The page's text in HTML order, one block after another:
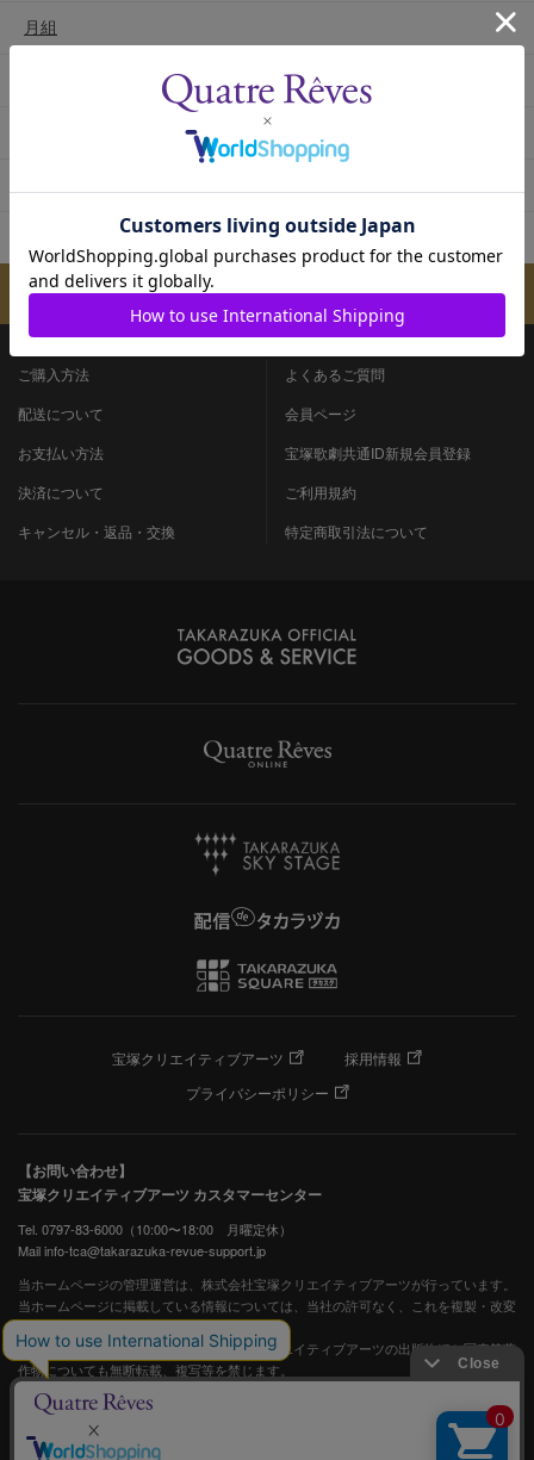
月組
メールマガジンのご案内
ご購入方法
配送について
お支払い方法
決済について
キャンセル・返品・交換
よくあるご質問
会員ページ
宝塚歌劇共通ID新規会員登録
ご利用規約
特定商取引法について
宝塚クリエイティブアーツ
採用情報
プライバシーポリシー
【お問い合わせ】
宝塚クリエイティブアーツ カスタマーセンター
Tel. 0797-83-6000（10:00〜18:00 月曜定休）
Mail info-tca@takarazuka-revue-support.jp
当ホームページの管理運営は、株式会社宝塚クリエイティブアーツが行っています。
当ホームページに掲載している情報については、当社の許可なく、これを複製・改変
することを固く禁止します。
また、阪急電鉄並びに宝塚歌劇団、宝塚クリエイティブアーツの出版物ほか写真等著
作物についても無断転載、複写等を禁じます。
宝塚歌劇公式ホームページ
JASRAC許諾番号：S0507081515